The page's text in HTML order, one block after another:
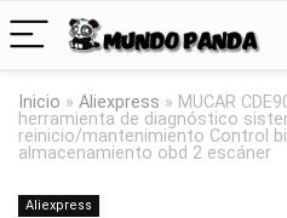
Inicio » Aliexpress » MUCAR
herramienta de diagnóstico
reinicio/mantenimiento Control
almacenamiento obd 2 escáner
Aliexpress